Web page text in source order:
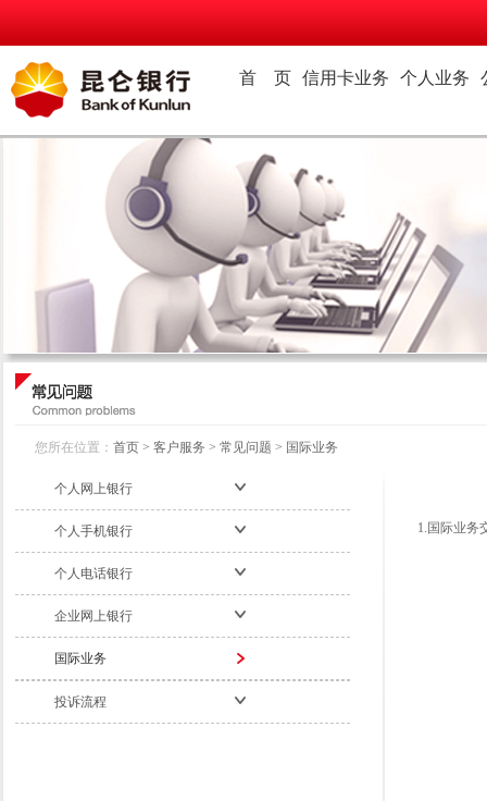
首 页 信用卡业务 个人业务
您所在位置： 首页 > 客户服务 > 常见问题 > 国际业务
个人网上银行
个人手机银行
个人电话银行
企业网上银行
国际业务
投诉流程
1. 国际业务